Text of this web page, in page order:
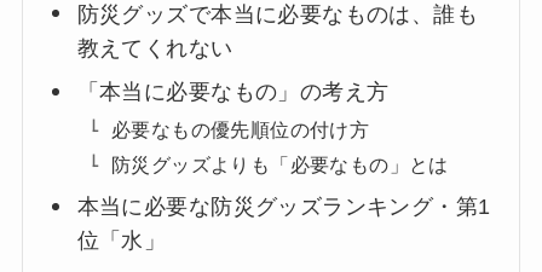
防災グッズで本当に必要なものは、誰も
教えてくれない
「本当に必要なもの」の考え方
必要なもの優先順位の付け方
防災グッズよりも「必要なもの」とは
本当に必要な防災グッズランキング・第1
位「水」